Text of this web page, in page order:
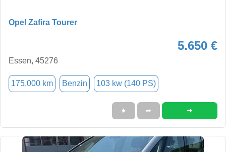
Opel Zafira Tourer
5.650 €
Essen, 45276
175.000 km Benzin 103 kw (140 PS)
★ ➦ ➜